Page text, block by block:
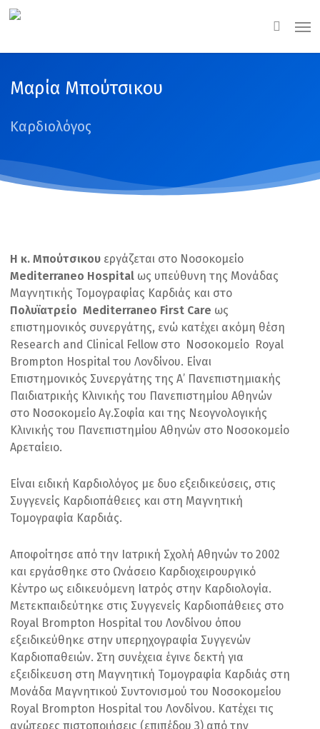
Skip
to
search
Μαρία Μπούτσικου
Καρδιολόγος
Η κ. Μπούτσικουεργάζεται στο Νοσοκομείο
Mediterraneο Hospitalως υπεύθυνη της Μονάδας
Μαγνητικής Τομογραφίας Καρδιάς και στο
Πολυϊατρείο Mediterraneο First Care ως
επιστημονικός συνεργάτης, ενώ κατέχει ακόμη θέση
Research and Clinical Fellow στο Νοσοκομείο Royal
Brompton Hospital του Λονδίνου. Είναι
Επιστημονικός Συνεργάτης της Α’ Πανεπιστημιακής
Παιδιατρικής Κλινικής του Πανεπιστημίου Αθηνών
στο Νοσοκομείο Αγ.Σοφία και της Νεογνολογικής
Κλινικής του Πανεπιστημίου Αθηνών στο Νοσοκομείο
Αρεταίειο.
Είναι ειδική Καρδιολόγος με δυο εξειδικεύσεις, στις
Συγγενείς Καρδιοπάθειες και στη Μαγνητική
Τομογραφία Καρδιάς.
Αποφοίτησε από την Ιατρική Σχολή Αθηνών το 2002
και εργάσθηκε στο Ωνάσειο Καρδιοχειρουργικό
Κέντρο ως ειδικευόμενη Ιατρός στην Καρδιολογία.
Μετεκπαιδεύτηκε στις Συγγενείς Καρδιοπάθειες στο
Royal Brompton Hospital του Λονδίνου όπου
εξειδικεύθηκε στην υπερηχογραφία Συγγενών
Καρδιοπαθειών. Στη συνέχεια έγινε δεκτή για
εξειδίκευση στη Μαγνητική Τομογραφία Καρδιάς στη
Μονάδα Μαγνητικού Συντονισμού του Νοσοκομείου
Royal Brompton Hospital του Λονδίνου. Κατέχει τις
ανώτερες πιστοποιήσεις (επιπέδου 3) από την